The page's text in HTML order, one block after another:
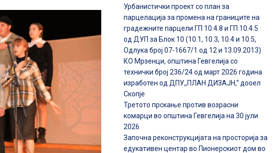
Урбанистички проект со план за
парцелација за промена на границите на
градежните парцели ГП 10.4.8 и ГП 10.4.5
од ДУП за Блок 10 (10.1, 10.3, 10.4 и 10.5,
Одлука број 07-1667/1 од 12 и 13.09.2013)
КО Мрзенци, општина Гевгелија со
технички број 236/24 од март 2026 година
изработен од ДПУ,,ПЛАН ДИЗАЈН,“ дооел
Скопје
Третото прскање против возрасни
комарци во општина Гевгелија на 30 јули
2026
Започна реконструкцијата на просторија за
едукативен центар во Пионерскиот дом во